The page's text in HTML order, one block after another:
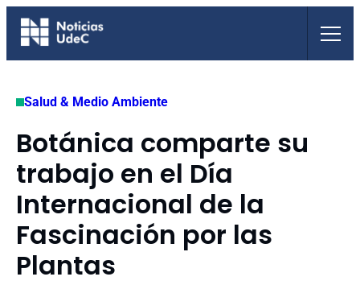
Saltar
Salud & Medio Ambiente
Botánica comparte su
trabajo en el Día
Internacional de la
Fascinación por las
Plantas